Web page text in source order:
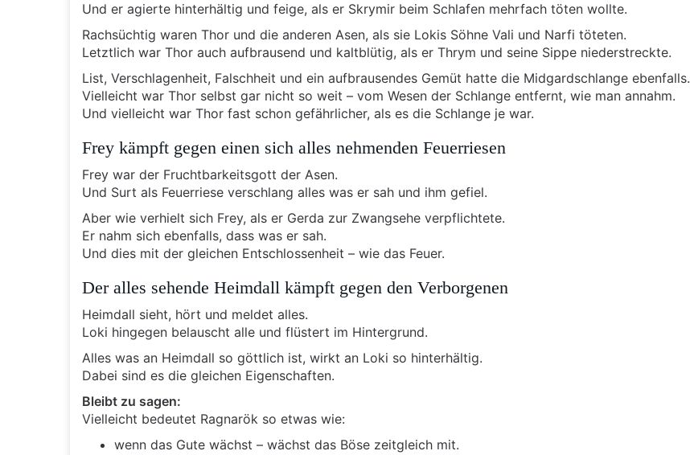
Und er agierte hinterhältig und feige, als er Skrymir beim Schlafen mehrfach töten wollte.
Rachsüchtig waren Thor und die anderen Asen, als sie Lokis Söhne Vali und Narfi töteten.
Letztlich war Thor auch aufbrausend und kaltblütig, als er Thrym und seine Sippe niederstreckte.
List, Verschlagenheit, Falschheit und ein aufbrausendes Gemüt hatte die Midgardschlange ebenfalls.
Vielleicht war Thor selbst gar nicht so weit – vom Wesen der Schlange entfernt, wie man annahm.
Und vielleicht war Thor fast schon gefährlicher, als es die Schlange je war.
Frey kämpft gegen einen sich alles nehmenden Feuerriesen
Frey war der Fruchtbarkeitsgott der Asen.
Und Surt als Feuerriese verschlang alles was er sah und ihm gefiel.
Aber wie verhielt sich Frey, als er Gerda zur Zwangsehe verpflichtete.
Er nahm sich ebenfalls, dass was er sah.
Und dies mit der gleichen Entschlossenheit – wie das Feuer.
Der alles sehende Heimdall kämpft gegen den Verborgenen
Heimdall sieht, hört und meldet alles.
Loki hingegen belauscht alle und flüstert im Hintergrund.
Alles was an Heimdall so göttlich ist, wirkt an Loki so hinterhältig.
Dabei sind es die gleichen Eigenschaften.
Bleibt zu sagen:
Vielleicht bedeutet Ragnarök so etwas wie:
wenn das Gute wächst – wächst das Böse zeitgleich mit.